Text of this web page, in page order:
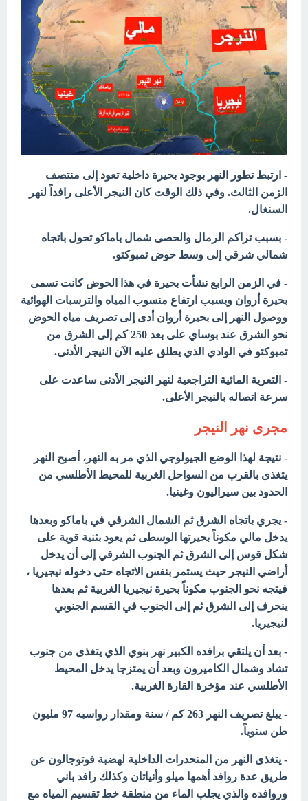
- ارتبط تطور النهر بوجود بحيرة داخلية تعود إلى منتصف
الزمن الثالث. وفي ذلك الوقت كان النيجر الأعلى رافداً لنهر
السنغال.
- بسبب تراكم الرمال والحصى شمال باماكو تحول باتجاه
شمالي شرقي إلى وسط حوض تمبوكتو.
- في الزمن الرابع نشأت بحيرة في هذا الحوض كانت تسمى
بحيرة أروان وبسبب ارتفاع منسوب المياه والترسبات الهوائية
ووصول النهر إلى بحيرة أروان أدى إلى تصريف مياه الحوض
نحو الشرق عند بوساي على بعد 250 كم إلى الشرق من
تمبوكتو في الوادي الذي يطلق عليه الآن النيجر الأدنى.
- التعرية المائية التراجعية لنهر النيجر الأدنى ساعدت على
سرعة اتصاله بالنيجر الأعلى.
مجرى نهر النيجر
- نتيجة لهذا الوضع الجيولوجي الذي مر به النهر، أصبح النهر
يتغذى بالقرب من السواحل الغربية للمحيط الأطلسي من
الحدود بين سيراليون وغينيا.
- يجري باتجاه الشرق ثم الشمال الشرقي في باماكو وبعدها
يدخل مالي مكوناً بحيرتها الوسطى ثم يعود بثنية قوية على
شكل قوس إلى الشرق ثم الجنوب الشرقي إلى أن يدخل
أراضي النيجر حيث يستمر بنفس الاتجاه حتى دخوله نيجيريا ،
فيتجه نحو الجنوب مكوناً بحيرة نيجيريا الغربية ثم بعدها
ينحرف إلى الشرق ثم إلى الجنوب في القسم الجنوبي
لنيجيريا.
- بعد أن يلتقي برافده الكبير نهر بنوي الذي يتغذى من جنوب
تشاد وشمال الكاميرون وبعد أن يمتزجا يدخل المحيط
الأطلسي عند مؤخرة القارة الغربية.
- يبلغ تصريف النهر 263 كم / سنة ومقدار رواسبه 97 مليون
طن سنوياً.
- يتغذى النهر من المنحدرات الداخلية لهضبة فوتوجالون عن
طريق عدة روافد أهمها ميلو وأنياتان وكذلك رافد باني
وروافده والذي يجلب الماء من منطقة خط تقسيم المياه مع